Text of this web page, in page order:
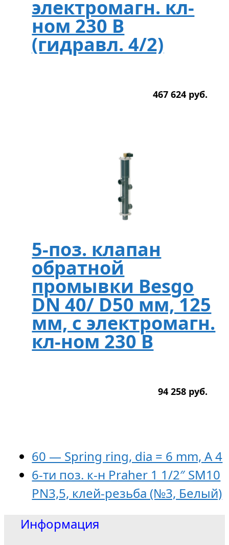
электромагн. кл-
ном 230 В
(гидравл. 4/2)
467 624 руб.
5-поз. клапан
обратной
промывки Besgo
DN 40/ D50 мм, 125
мм, с электромагн.
кл-ном 230 В
94 258 руб.
60 — Spring ring, dia = 6 mm, A 4
6-ти поз. к-н Praher 1 1/2″ SM10
PN3,5, клей-резьба (№3, Белый)
Информация